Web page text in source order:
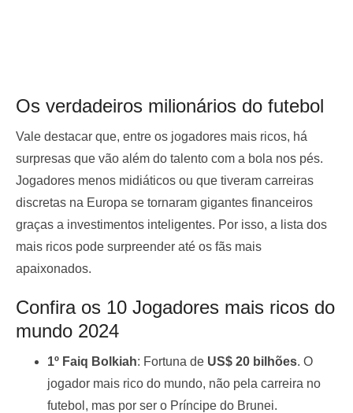
Os verdadeiros milionários do futebol
Vale destacar que, entre os jogadores mais ricos, há
surpresas que vão além do talento com a bola nos pés.
Jogadores menos midiáticos ou que tiveram carreiras
discretas na Europa se tornaram gigantes financeiros
graças a investimentos inteligentes. Por isso, a lista dos
mais ricos pode surpreender até os fãs mais
apaixonados.
Confira os 10 Jogadores mais ricos do
mundo 2024
1º Faiq Bolkiah: Fortuna de US$ 20 bilhões. O
jogador mais rico do mundo, não pela carreira no
futebol, mas por ser o Príncipe do Brunei.